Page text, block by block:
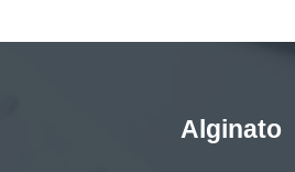
Alginato